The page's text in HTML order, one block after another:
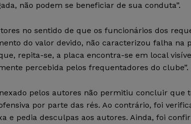
não podem se beneficiar de sua conduta”.
no sentido de que os funcionários dos
do valor devido, não caracterizou falha na
repita-se, a placa encontra-se em local
percebida pelos frequentadores do clube”.
pelos autores não permitiu concluir que
por parte das rés. Ao contrário, foi
e pedia desculpas aos autores. Ainda, foi